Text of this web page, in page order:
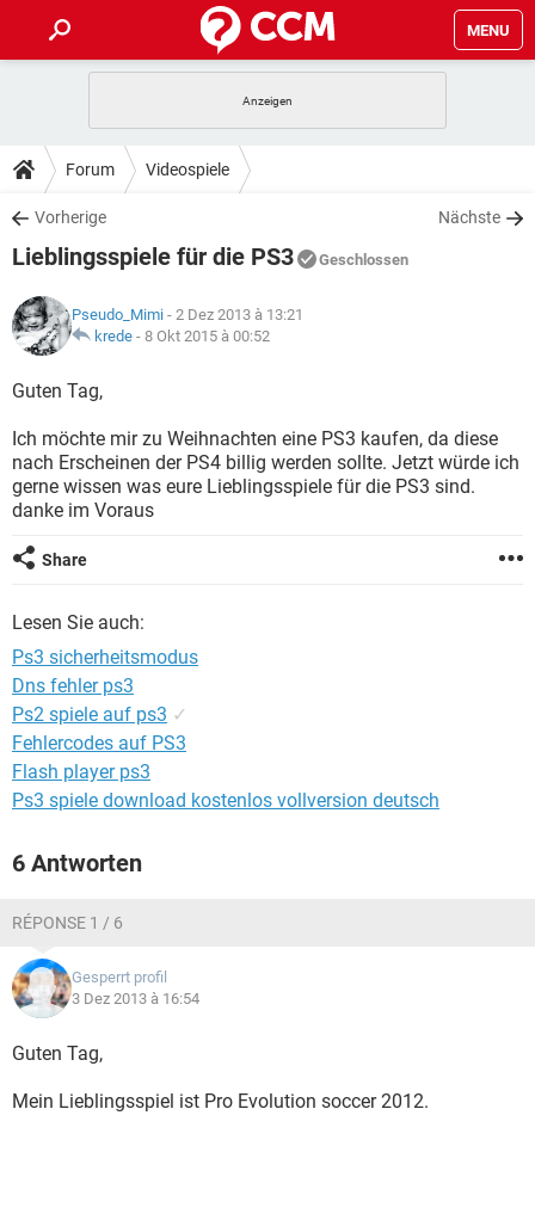
MENU
ANDROID
WINDOWS 10
WHATSAPP TIKTOK
FACEBOOK
TIPPS & TRICKS
SPIELE
WHATSAPP TIKTOK
FACEBOOK
DOWNLOADS
SPIELE STREAMING
ANDROID
WINDOWS 10
WHATSAPP
SPIELE STREAMING
ANDROID
WINDOWS 10
WHATSAPP TIKTOK
FACEBOOK HARDWARE
LEXIKON
SPIELE
WINDOWS 10 INSTAGRAM
WHATSAPP TIKTOK
FACEBOOK
Forum Videospiele
Vorherige Nächste
Lieblingsspiele für die PS3 Geschlossen
Pseudo_Mimi - 2 Dez 2013 à 13:21
krede - 8 Okt 2015 à 00:52
Guten Tag,
Ich möchte mir zu Weihnachten eine PS3 kaufen, da diese
nach Erscheinen der PS4 billig werden sollte. Jetzt würde ich
gerne wissen was eure Lieblingsspiele für die PS3 sind.
danke im Voraus
Share
Lesen Sie auch:
Ps3 sicherheitsmodus
Dns fehler ps3
Ps2 spiele auf ps3 ✓
Fehlercodes auf PS3
Flash player ps3
Ps3 spiele download kostenlos vollversion deutsch
6 Antworten
RÉPONSE 1 / 6
Gesperrt profil
3 Dez 2013 à 16:54
Guten Tag,
Mein Lieblingsspiel ist Pro Evolution soccer 2012.